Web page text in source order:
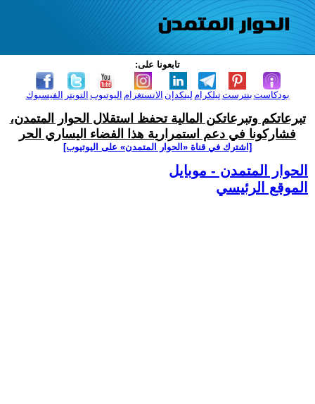
تابعونا على:
الفيسبوك التويتر اليوتيوب الانستغرام لينكدإن تيلكرامبنترست بودكاست
تبرعاتكم وتبرعاتكن المالية تحفظ استقلال الحوار المتمدن،
فشاركونا في دعم استمرارية هذا الفضاء اليساري الحر
[اشترك في قناة ‫«الحوار المتمدن» على اليوتيوب]
الحوار المتمدن - موبايل
الموقع الرئيسي